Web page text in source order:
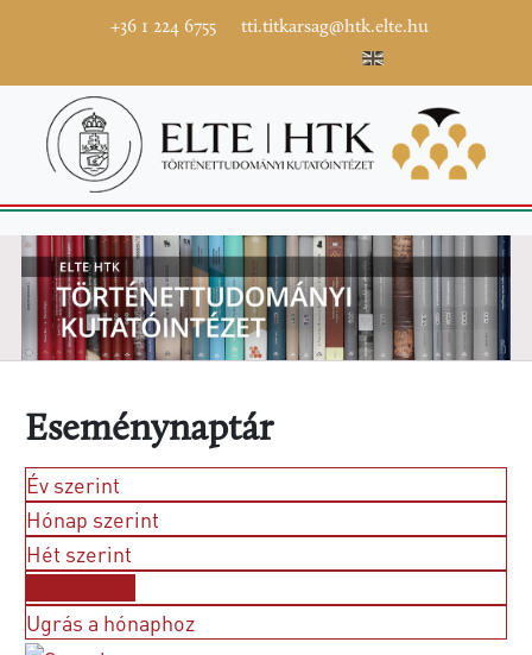
+36 1 224 6755 tti.titkarsag@htk.elte.hu
Eseménynaptár
Év szerint
Hónap szerint
Hét szerint
Ugrás a hónaphoz